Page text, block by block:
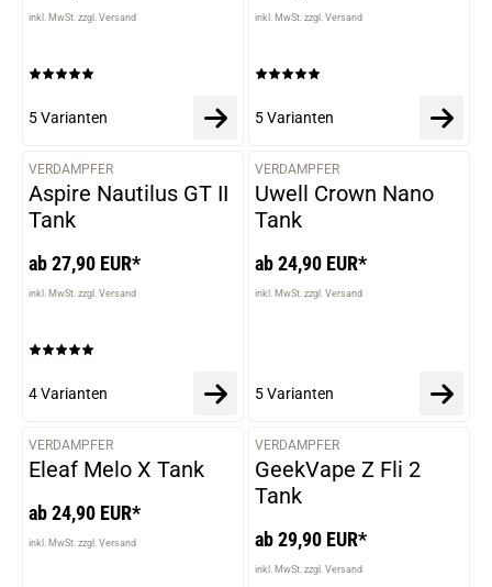
inkl. MwSt. zzgl. Versand
5 Varianten
inkl. MwSt. zzgl. Versand
5 Varianten
VERDAMPFER
Aspire Nautilus GT II
Tank
ab 27,90 EUR*
inkl. MwSt. zzgl. Versand
4 Varianten
VERDAMPFER
Uwell Crown Nano
Tank
ab 24,90 EUR*
inkl. MwSt. zzgl. Versand
5 Varianten
VARIANTEN
VERDAMPFER
Eleaf Melo X Tank
ab 24,90 EUR*
inkl. MwSt. zzgl. Versand
VARIANTEN
VERDAMPFER
GeekVape Z Fli 2
Tank
ab 29,90 EUR*
inkl. MwSt. zzgl. Versand